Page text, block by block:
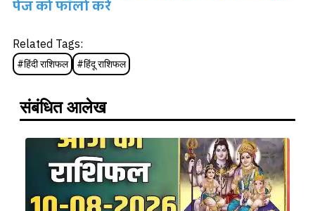
पेज को फॉलो करें
Related Tags:
#हिंदी राशिफल #हिंदू राशिफल
संबंधित आलेख